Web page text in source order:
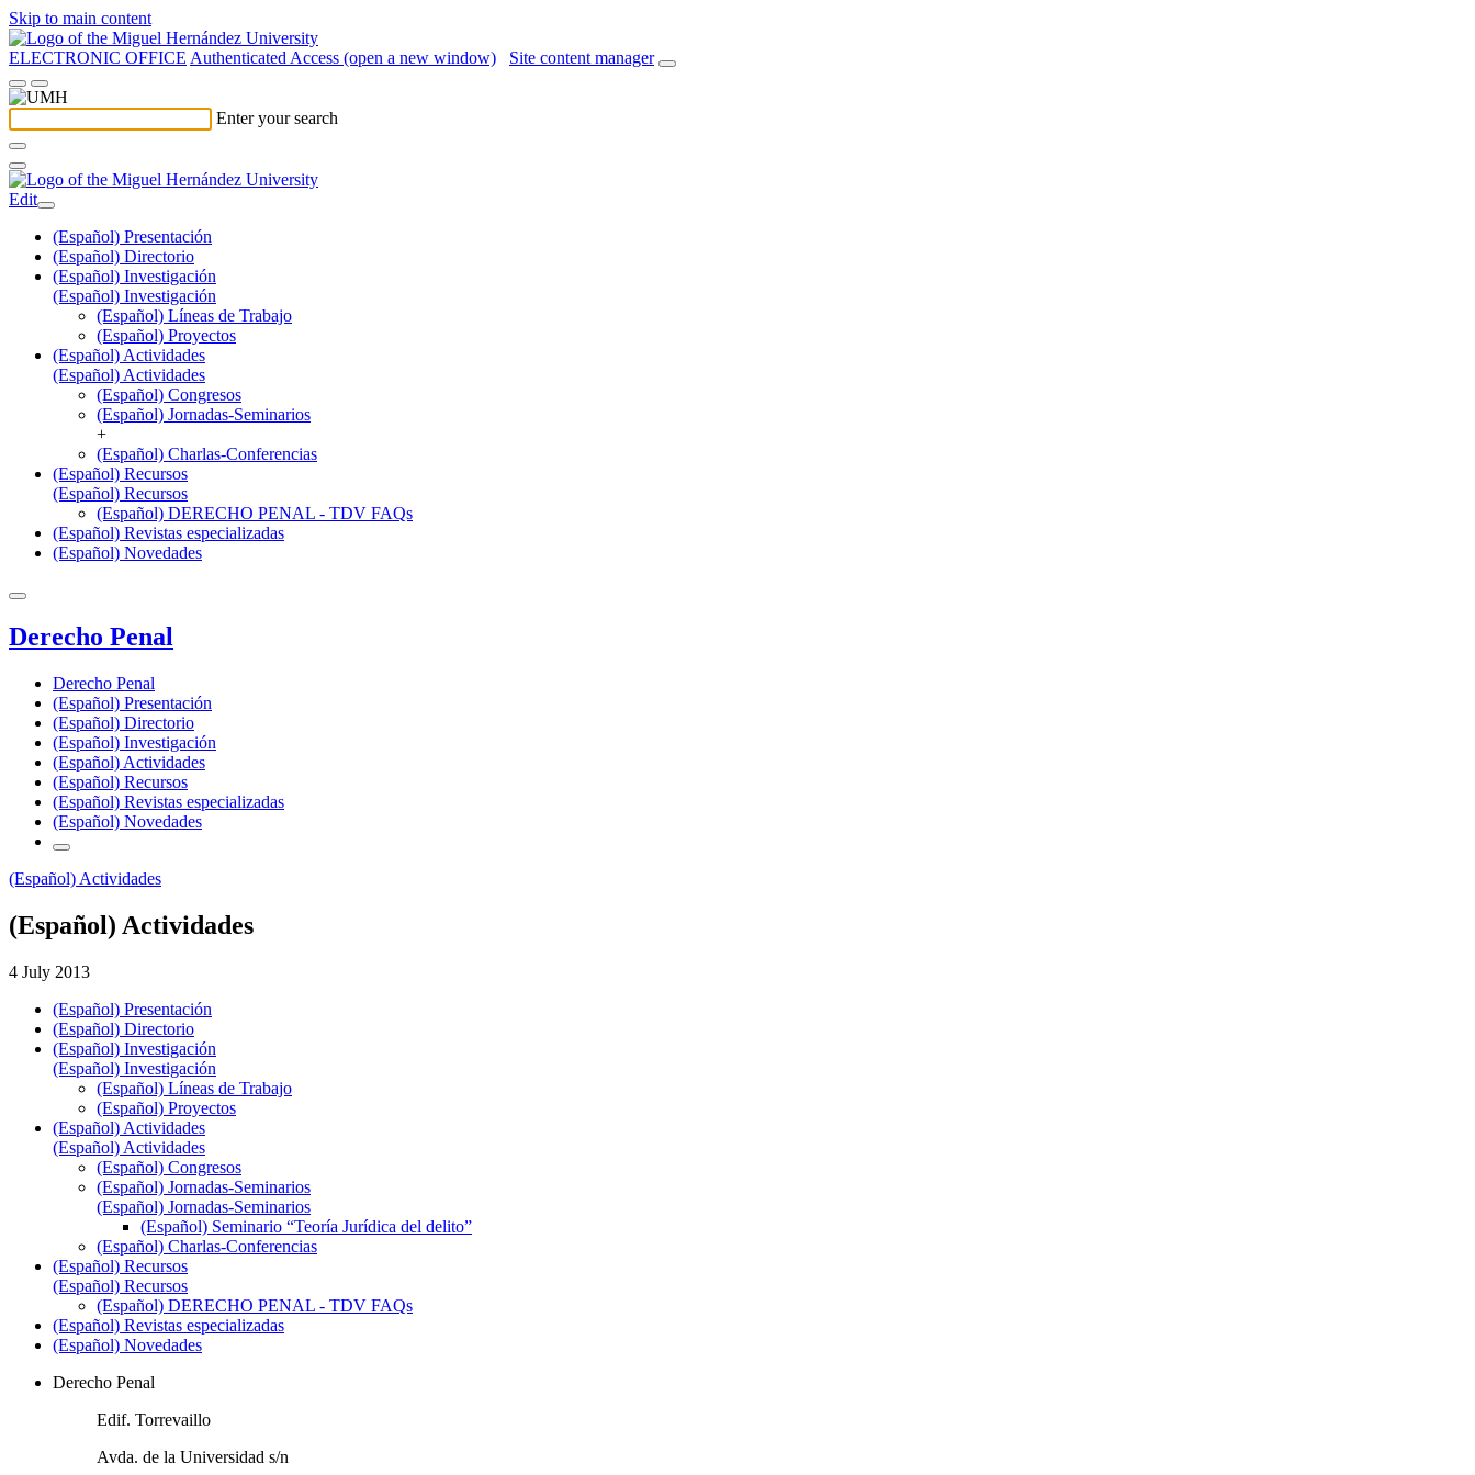
Skip to main content
ELECTRONIC OFFICE Authenticated Access (open a new window) Site content manager
Enter your search
Edit
(Español) Presentación
(Español) Directorio
(Español) Investigación
(Español) Investigación
(Español) Líneas de Trabajo
(Español) Proyectos
(Español) Actividades
(Español) Actividades
(Español) Congresos
(Español) Jornadas-Seminarios
+
(Español) Charlas-Conferencias
(Español) Recursos
(Español) Recursos
(Español) DERECHO PENAL - TDV FAQs
(Español) Revistas especializadas
(Español) Novedades
Derecho Penal
Derecho Penal
(Español) Presentación
(Español) Directorio
(Español) Investigación
(Español) Actividades
(Español) Recursos
(Español) Revistas especializadas
(Español) Novedades
(Español) Actividades
(Español) Actividades
4 July 2013
(Español) Presentación
(Español) Directorio
(Español) Investigación
(Español) Investigación
(Español) Líneas de Trabajo
(Español) Proyectos
(Español) Actividades
(Español) Actividades
(Español) Congresos
(Español) Jornadas-Seminarios
(Español) Jornadas-Seminarios
(Español) Seminario “Teoría Jurídica del delito”
(Español) Charlas-Conferencias
(Español) Recursos
(Español) Recursos
(Español) DERECHO PENAL - TDV FAQs
(Español) Revistas especializadas
(Español) Novedades
Derecho Penal
Edif. Torrevaillo
Avda. de la Universidad s/n